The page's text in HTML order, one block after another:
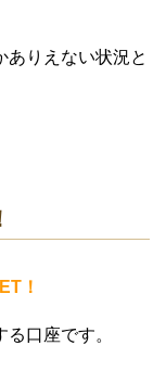
ありえない状況と
！
口座です。